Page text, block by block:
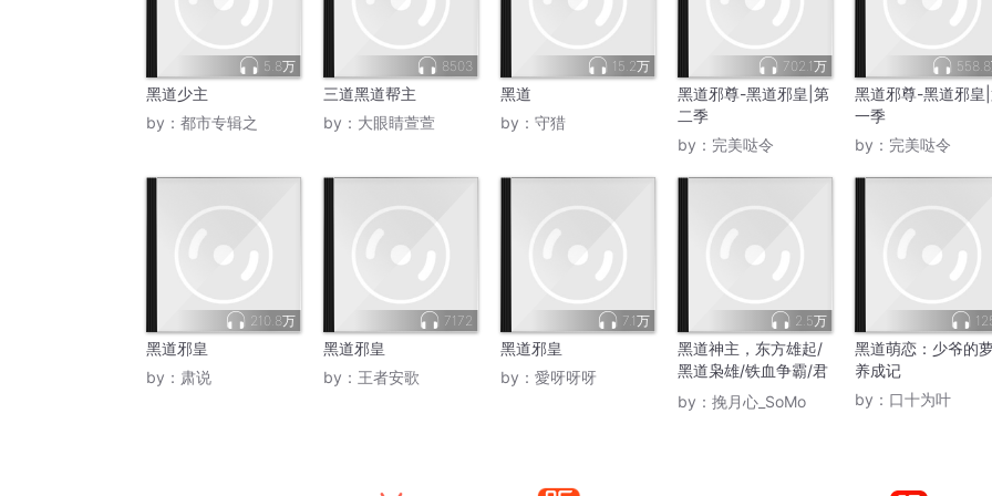
5.8万
黑道少主
by： 都市专辑之
8503
三道黑道帮主
by： 大眼睛萱萱
15.2万
黑道
by： 守猎
702.1万
黑道邪尊-黑道邪皇|第
二季
by： 完美哒令
黑道邪尊-黑道邪皇
一季
by： 完美哒令
210.8万
黑道邪皇
by： 肃说
7172
黑道邪皇
by： 王者安歌
7.1万
黑道邪皇
by： 愛呀呀呀
2.5万
黑道神主，东方雄起/
黑道枭雄/铁血争霸/君
临九州
by： 挽月心_SoMo
黑道萌恋：少爷的
养成记
by： 口十为叶